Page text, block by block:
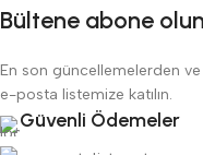
Bültene abone olun
En son güncellemelerden
e-posta listemize katılın.
Güvenli Ödemeler